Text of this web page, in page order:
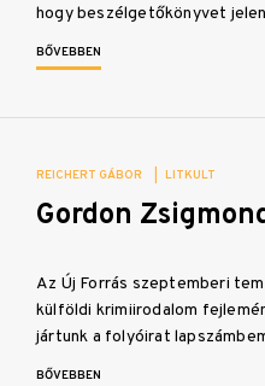
hogy beszélgetőkönyvet
BŐVEBBEN
REICHERT GÁBOR LITKULT
Gordon
Az Új Forrás szeptemberi
külföldi krimiirodalom
jártunk a folyóirat
BŐVEBBEN